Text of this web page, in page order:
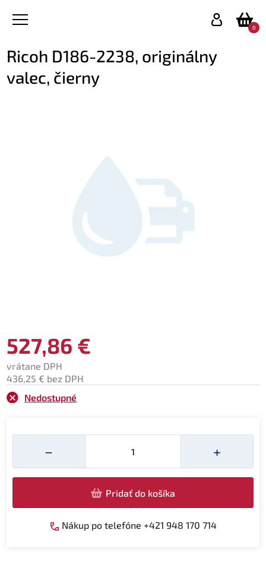
0
Ricoh D186-2238, originálny
valec, čierny
527,86 €
vrátane DPH
436,25 € bez DPH
Nedostupné
−
Množství
+
Pridať do košíka
Nákup po telefóne +421 948 170 714